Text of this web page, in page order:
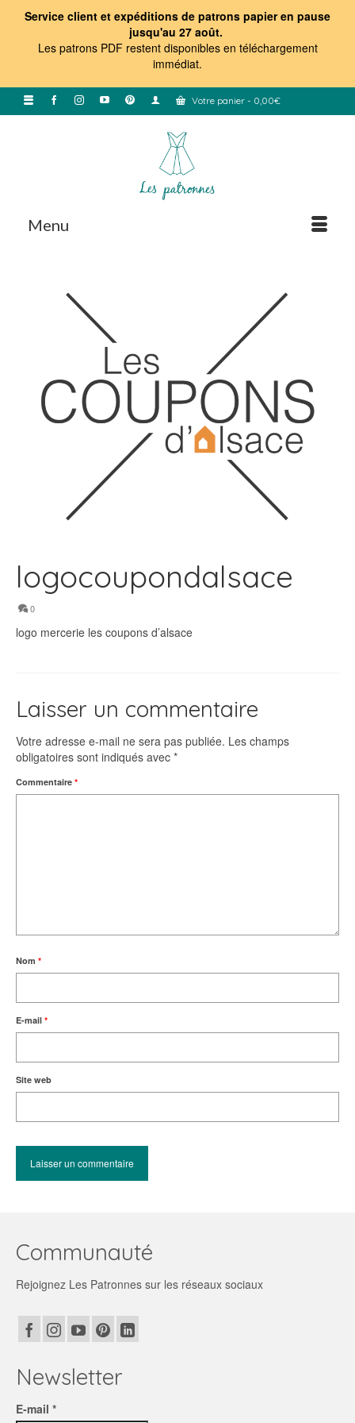
Service client et expéditions de patrons papier en pause
jusqu'au 27 août.
Les patrons PDF restent disponibles en téléchargement
immédiat.
Votre panier - 0,00€
Menu
logocoupondalsace
0
logo mercerie les coupons d’alsace
Laisser un commentaire
Votre adresse e-mail ne sera pas publiée. Les champs
obligatoires sont indiqués avec *
Commentaire *
Nom *
E-mail *
Site web
Communauté
Rejoignez Les Patronnes sur les réseaux sociaux
Newsletter
E-mail *